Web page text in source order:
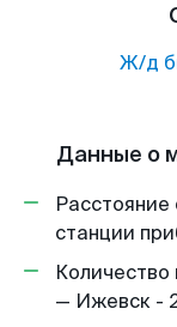
Ж/д
Данные о
Расстояние
станции
— Ижевск -